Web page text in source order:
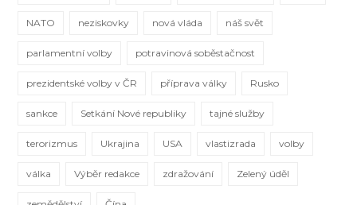
NATO neziskovky nová vláda náš svět
parlamentní volby potravinová soběstačnost
prezidentské volby v ČR příprava války Rusko
sankce Setkání Nové republiky tajné služby
terorizmus Ukrajina USA vlastizrada volby
válka Výběr redakce zdražování Zelený úděl